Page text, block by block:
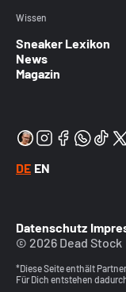
Wissen
Sneaker Lexikon
News
Magazin
DE EN
Datenschutz
© 2026 Dead Stock
*Diese Seite enthält
Für Dich entstehen